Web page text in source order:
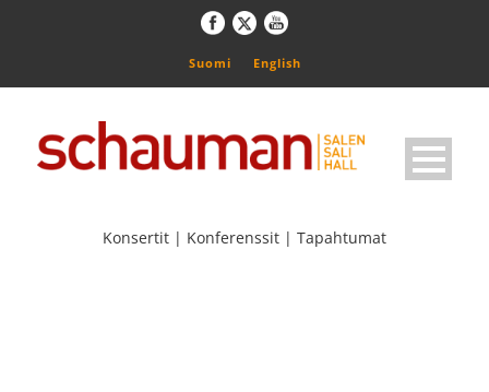
Suomi English
Konsertit | Konferenssit | Tapahtumat